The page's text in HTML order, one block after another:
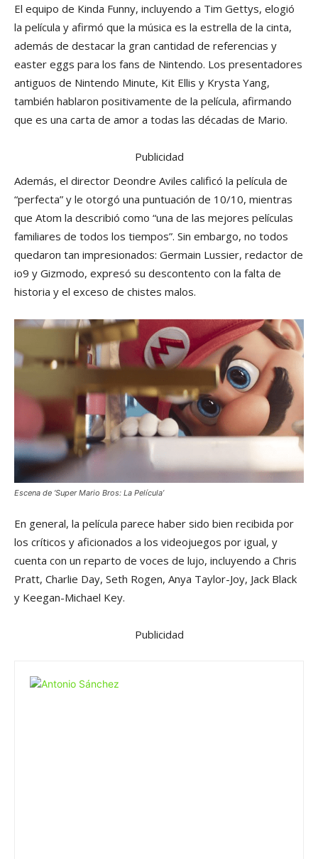
El equipo de Kinda Funny, incluyendo a Tim Gettys, elogió
la película y afirmó que la música es la estrella de la cinta,
además de destacar la gran cantidad de referencias y
easter eggs para los fans de Nintendo. Los presentadores
antiguos de Nintendo Minute, Kit Ellis y Krysta Yang,
también hablaron positivamente de la película, afirmando
que es una carta de amor a todas las décadas de Mario.
Publicidad
Además, el director Deondre Aviles calificó la película de
“perfecta” y le otorgó una puntuación de 10/10, mientras
que Atom la describió como “una de las mejores películas
familiares de todos los tiempos”. Sin embargo, no todos
quedaron tan impresionados: Germain Lussier, redactor de
io9 y Gizmodo, expresó su descontento con la falta de
historia y el exceso de chistes malos.
Escena de ‘Super Mario Bros: La Película’
En general, la película parece haber sido bien recibida por
los críticos y aficionados a los videojuegos por igual, y
cuenta con un reparto de voces de lujo, incluyendo a Chris
Pratt, Charlie Day, Seth Rogen, Anya Taylor-Joy, Jack Black
y Keegan-Michael Key.
Publicidad